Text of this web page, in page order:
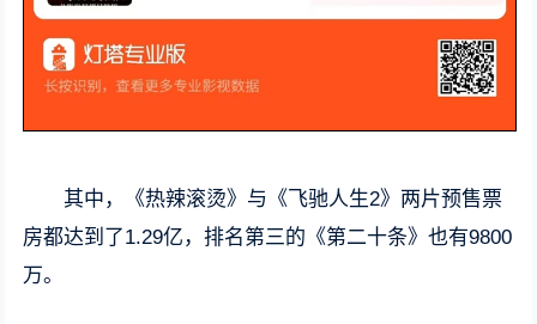
其中，《热辣滚烫》与《飞驰人生2》两片预售票
房都达到了1.29亿，排名第三的《第二十条》也有9800
万。